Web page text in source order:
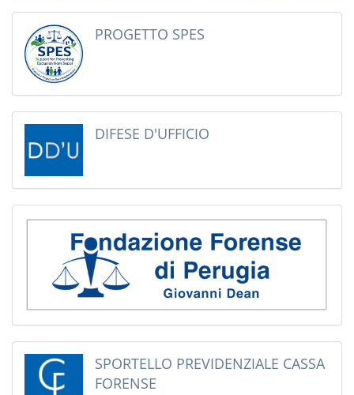
PROGETTO SPES
DIFESE D'UFFICIO
SPORTELLO PREVIDENZIALE CASSA
FORENSE